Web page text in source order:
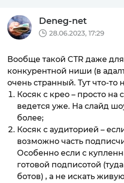
Deneg-net
28.06.2023, 17:29
Вообще такой CTR даже
конкурентной ниши (в
очень странный. Тут что-то
Косяк с крео – просто на
ведется уже. На слайд
более;
Косяк с аудиторией –
возможно часть
Особенно если с
готовой подписотой
ботов) , а не искать